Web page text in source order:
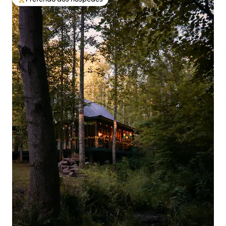
Entre os melhores preferidos dos hóspedes